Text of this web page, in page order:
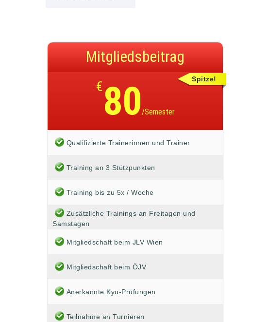
Spitze!
Mitgliedsbeitrag
€80/Semester
Qualifizierte Trainerinnen und Trainer
Training an 3 Stützpunkten
Training bis zu 5x / Woche
Zusätzliche Trainings an Freitagen und
Samstagen
Mitgliedschaft beim JLV Wien
Mitgliedschaft beim ÖJV
Anerkannte Kyu-Prüfungen
Teilnahme an Turnieren